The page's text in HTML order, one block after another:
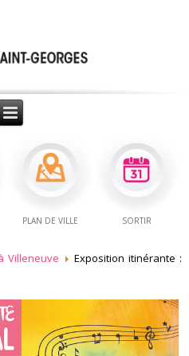
PLAN DE VILLE SORTIR
Villeneuve
Exposition itinérante :